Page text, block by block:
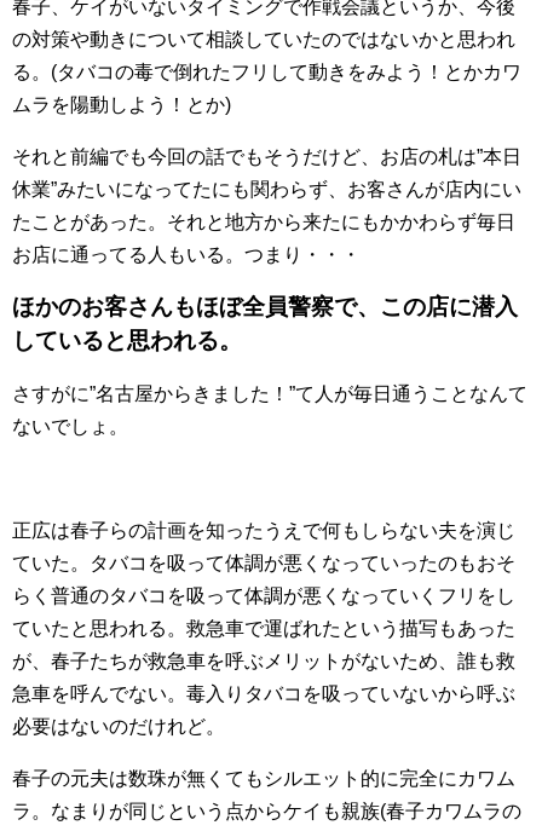
春子、ケイがいないタイミングで作戦会議というか、今後
の対策や動きについて相談していたのではないかと思われ
る。(タバコの毒で倒れたフリして動きをみよう！とかカワ
ムラを陽動しよう！とか)
それと前編でも今回の話でもそうだけど、お店の札は”本日
休業”みたいになってたにも関わらず、お客さんが店内にい
たことがあった。それと地方から来たにもかかわらず毎日
お店に通ってる人もいる。つまり・・・
ほかのお客さんもほぼ全員警察で、この店に潜入
していると思われる。
さすがに”名古屋からきました！”て人が毎日通うことなんて
ないでしょ。
正広は春子らの計画を知ったうえで何もしらない夫を演じ
ていた。タバコを吸って体調が悪くなっていったのもおそ
らく普通のタバコを吸って体調が悪くなっていくフリをし
ていたと思われる。救急車で運ばれたという描写もあった
が、春子たちが救急車を呼ぶメリットがないため、誰も救
急車を呼んでない。毒入りタバコを吸っていないから呼ぶ
必要はないのだけれど。
春子の元夫は数珠が無くてもシルエット的に完全にカワム
ラ。なまりが同じという点からケイも親族(春子カワムラの